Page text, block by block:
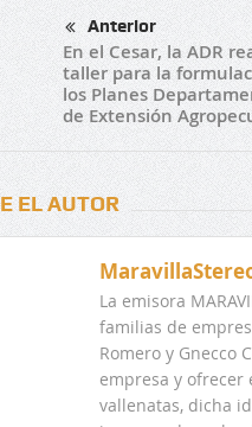
Anterior
En el Cesar, la ADR
taller para la
los Planes
de Extensión
EL AUTOR
La emisora
familias de
Romero y Gnecco
empresa y
vallenatas, dicha